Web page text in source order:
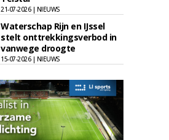
21-07-2026 | NIEUWS
Waterschap Rijn en IJssel
stelt onttrekkingsverbod in
vanwege droogte
15-07-2026 | NIEUWS